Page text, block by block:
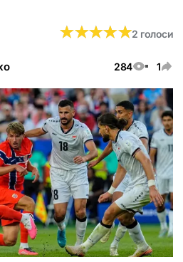
284 1
★★★★★
★★★★★2 голоси